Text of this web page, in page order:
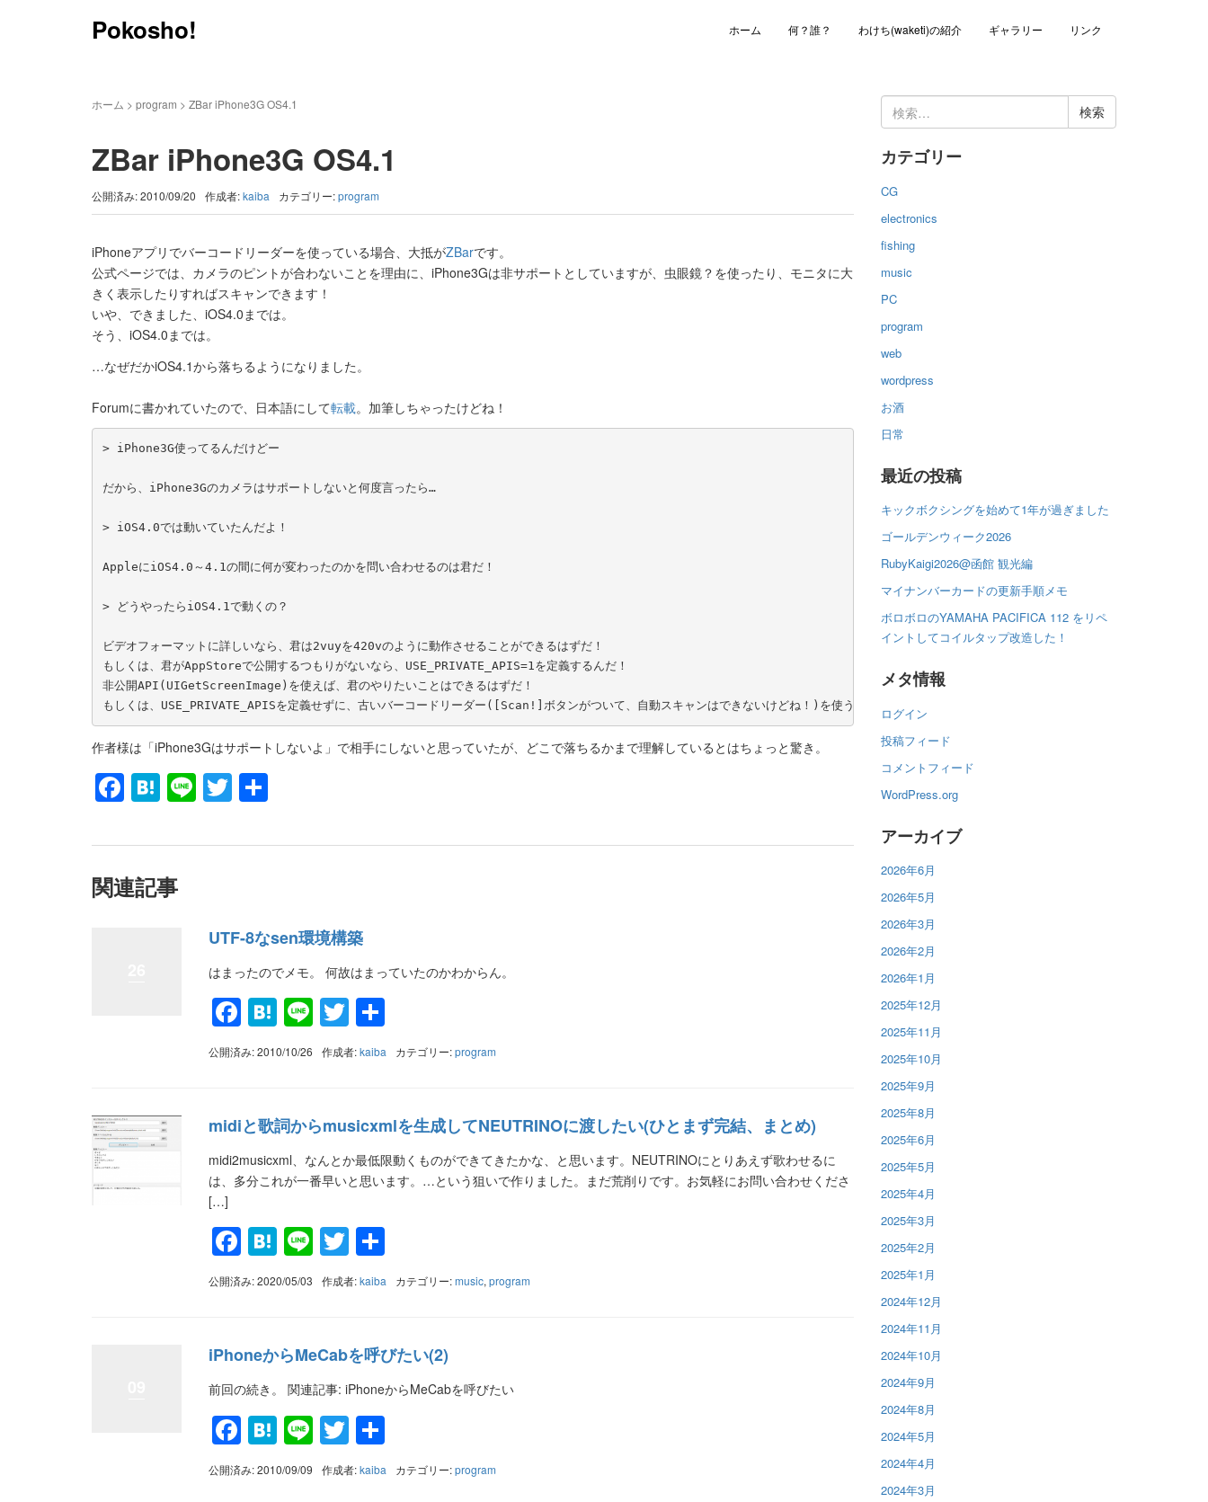
Pokosho! ホーム 何？誰？ わけち(waketi)の紹介 ギャラリー リンク
ホーム > program > ZBar iPhone3G OS4.1
ZBar iPhone3G OS4.1
公開済み: 2010/09/20 作成者:kaiba カテゴリー:program
iPhoneアプリでバーコードリーダーを使っている場合、大抵がZBarです。
公式ページでは、カメラのピントが合わないことを理由に、iPhone3Gは非サポートとしていますが、虫眼鏡？を使ったり、モニタに大
きく表示したりすればスキャンできます！
いや、できました、iOS4.0までは。
そう、iOS4.0までは。
…なぜだかiOS4.1から落ちるようになりました。
Forumに書かれていたので、日本語にして転載。加筆しちゃったけどね！
> iPhone3G使ってるんだけどー
だから、iPhone3Gのカメラはサポートしないと何度言ったら…
> iOS4.0では動いていたんだよ！
AppleにiOS4.0～4.1の間に何が変わったのかを問い合わせるのは君だ！
> どうやったらiOS4.1で動くの？
ビデオフォーマットに詳しいなら、君は2vuyを420vのように動作させることができるはずだ！
もしくは、君がAppStoreで公開するつもりがないなら、USE_PRIVATE_APIS=1を定義するんだ！
非公開API(UIGetScreenImage)を使えば、君のやりたいことはできるはずだ！
もしくは、USE_PRIVATE_APISを定義せずに、古いバーコードリーダー([Scan!]ボタンがついて、自動スキャンはできないけどね！)を使うんだ！
作者様は「iPhone3Gはサポートしないよ」で相手にしないと思っていたが、どこで落ちるかまで理解しているとはちょっと驚き。
Facebook
Hatena
LineTwitter
関連記事
UTF-8なsen環境構築
はまったのでメモ。 何故はまっていたのかわからん。
Facebook
Hatena
LineTwitter
有
公開済み: 2010/10/26 作成者:kaiba カテゴリー:program
midiと歌詞からmusicxmlを生成してNEUTRINOに渡したい(ひとまず完結、まとめ)
midi2musicxml、なんとか最低限動くものができてきたかな、と思います。NEUTRINOにとりあえず歌わせるに
は、多分これが一番早いと思います。…という狙いで作りました。まだ荒削りです。お気軽にお問い合わせくださ
[…]
Facebook
Hatena
LineTwitter
有
公開済み: 2020/05/03 作成者:kaiba カテゴリー:music,program
iPhoneからMeCabを呼びたい(2)
前回の続き。 関連記事: iPhoneからMeCabを呼びたい
Facebook
Hatena
LineTwitter
有
公開済み: 2010/09/09 作成者:kaiba カテゴリー:program
検
索:
カテゴリー
CG
electronics
fishing
music
PC
program
web
wordpress
お酒
日常
最近の投稿
キックボクシングを始めて1年が過ぎました
ゴールデンウィーク2026
RubyKaigi2026@函館 観光編
マイナンバーカードの更新手順メモ
ボロボロのYAMAHA PACIFICA 112 をリペ
イントしてコイルタップ改造した！
メタ情報
ログイン
投稿フィード
コメントフィード
WordPress.org
アーカイブ
2026年6月
2026年5月
2026年3月
2026年2月
2026年1月
2025年12月
2025年11月
2025年10月
2025年9月
2025年8月
2025年6月
2025年5月
2025年4月
2025年3月
2025年2月
2025年1月
2024年12月
2024年11月
2024年10月
2024年9月
2024年8月
2024年5月
2024年4月
2024年3月